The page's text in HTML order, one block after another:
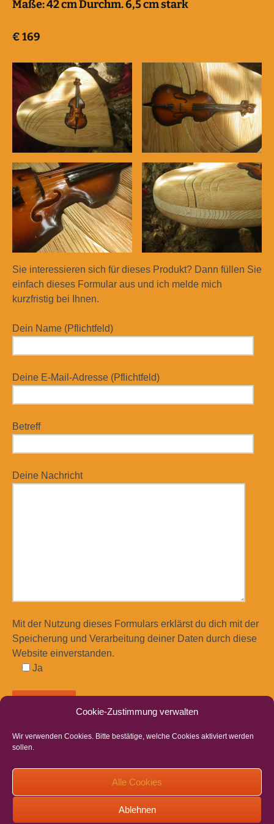
Cookie-Zustimmung verwalten
Wir verwenden Cookies. Bitte bestätige, welche Cookies aktiviert werden
sollen.
Alle Cookies
Ablehnen
Maße:42 cm Durchm. 6,5 cm stark
€169
Sie interessieren sich für dieses Produkt? Dann füllen Sie
einfach dieses Formular aus und ich melde mich
kurzfristig bei Ihnen.
Dein Name (Pflichtfeld)
Deine E-Mail-Adresse (Pflichtfeld)
Betreff
Deine Nachricht
Mit der Nutzung dieses Formulars erklärst du dich mit der
Speicherung und Verarbeitung deiner Daten durch diese
Website einverstanden.
Ja
Beitragsnavigation
Reißverschluß-Herz